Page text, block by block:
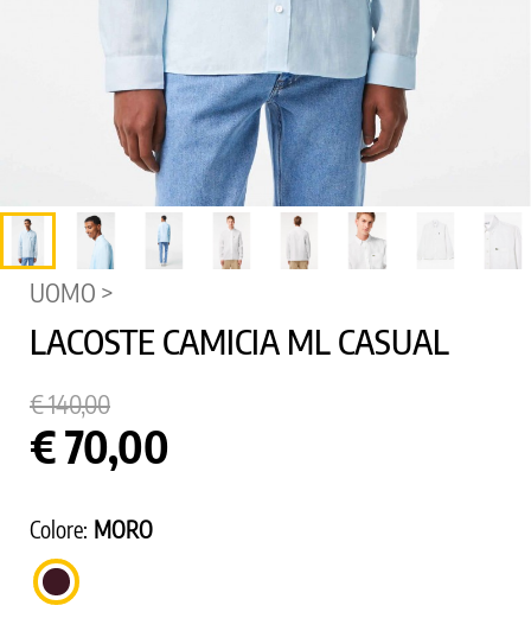
UOMO >
LACOSTE CAMICIA ML CASUAL
€ 140,00
€ 70,00
Colore: MORO
MORO